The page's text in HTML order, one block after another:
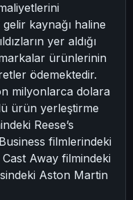
kaynağı haline
yer aldığı
ürünlerinin
ödemektedir.
milyonlarca dolara
ürün yerleştirme
Reese’s
filmlerindeki
Away filmindeki
Aston Martin